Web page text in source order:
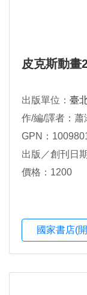
皮克斯動畫
出版單位： 臺
作/編/譯者：
GPN：
出版／創刊日
價格：1200
國家書店(